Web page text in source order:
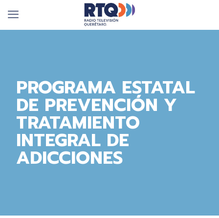
PROGRAMA ESTATAL
DE PREVENCIÓN Y
TRATAMIENTO
INTEGRAL DE
ADICCIONES